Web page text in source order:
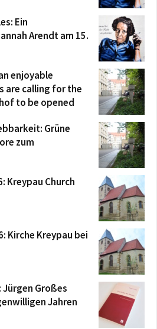
Ein
Arendt am 15.
enjoyable
are calling for the
to be opened
Grüne
zum
Kreypau Church
Kirche Kreypau bei
Jürgen Großes
Jahren